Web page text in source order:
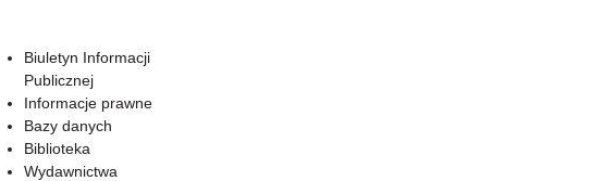
Biuletyn Informacji
Publicznej
Informacje prawne
Bazy danych
Biblioteka
Wydawnictwa